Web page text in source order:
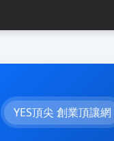
YES頂尖 創業頂讓網